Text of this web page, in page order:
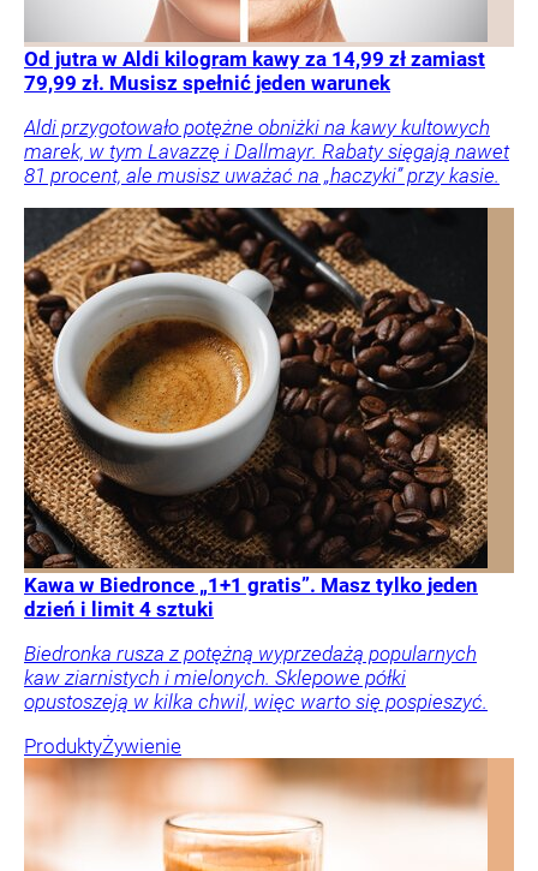
Od jutra w Aldi kilogram kawy za 14,99 zł zamiast
79,99 zł. Musisz spełnić jeden warunek
Aldi przygotowało potężne obniżki na kawy kultowych
marek, w tym Lavazzę i Dallmayr. Rabaty sięgają nawet
81 procent, ale musisz uważać na „haczyki” przy kasie.
Kawa w Biedronce „1+1 gratis”. Masz tylko jeden
dzień i limit 4 sztuki
Biedronka rusza z potężną wyprzedażą popularnych
kaw ziarnistych i mielonych. Sklepowe półki
opustoszeją w kilka chwil, więc warto się pospieszyć.
ProduktyŻywienie